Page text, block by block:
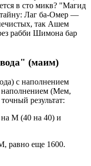
в сто микв? "Магид
Лаг ба-Омер —
так Ашем
рабби Шимона бар
(маим)
(Мем,
результат:
М (40 на 40) и
равно еще 1600.